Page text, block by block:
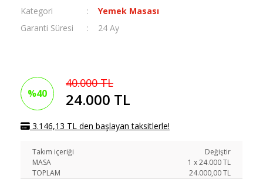
Kategori
Yemek Masası
Garanti Süresi
24 Ay
%40
40.000 TL
24.000 TL
3.146,13 TL den başlayan taksitlerle!
Takım içeriği
Değiştir
MASA
1 x24.000TL
TOPLAM
24.000,00 TL